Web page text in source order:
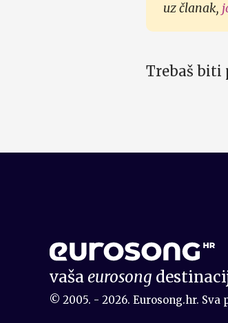
uz članak,
Trebaš biti
vašaeurosong
© 2005. - 2026. Eurosong.hr. Sva